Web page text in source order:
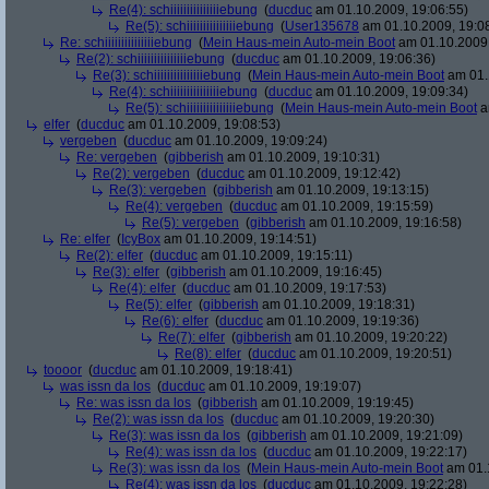
Re(4): schiiiiiiiiiiiiiiiebung (ducduc am 01.10.2009, 19:06:55)
Re(5): schiiiiiiiiiiiiiiiebung (User135678 am 01.10.2009,
Re: schiiiiiiiiiiiiiiiebung (Mein Haus-mein Auto-mein Boot am
Re(2): schiiiiiiiiiiiiiiiebung (ducduc am 01.10.2009, 19:06:36)
Re(3): schiiiiiiiiiiiiiiiebung (Mein Haus-mein Auto-mein Boot am
Re(4): schiiiiiiiiiiiiiiiebung (ducduc am 01.10.2009, 19:09:34)
Re(5): schiiiiiiiiiiiiiiiebung (Mein Haus-mein Auto-mein Boot
elfer (ducduc am 01.10.2009, 19:08:53)
vergeben (ducduc am 01.10.2009, 19:09:24)
Re: vergeben (gibberish am 01.10.2009, 19:10:31)
Re(2): vergeben (ducduc am 01.10.2009, 19:12:42)
Re(3): vergeben (gibberish am 01.10.2009, 19:13:15)
Re(4): vergeben (ducduc am 01.10.2009, 19:15:59)
Re(5): vergeben (gibberish am 01.10.2009, 19:16:58)
Re: elfer ( IcyBox am 01.10.2009, 19:14:51)
Re(2): elfer (ducduc am 01.10.2009, 19:15:11)
Re(3): elfer (gibberish am 01.10.2009, 19:16:45)
Re(4): elfer (ducduc am 01.10.2009, 19:17:53)
Re(5): elfer (gibberish am 01.10.2009, 19:18:31)
Re(6): elfer (ducduc am 01.10.2009, 19:19:36)
Re(7): elfer (gibberish am 01.10.2009, 19:20:22)
Re(8): elfer (ducduc am 01.10.2009, 19:20:51)
toooor (ducduc am 01.10.2009, 19:18:41)
was issn da los (ducduc am 01.10.2009, 19:19:07)
Re: was issn da los (gibberish am 01.10.2009, 19:19:45)
Re(2): was issn da los (ducduc am 01.10.2009, 19:20:30)
Re(3): was issn da los (gibberish am 01.10.2009, 19:21:09)
Re(4): was issn da los (ducduc am 01.10.2009, 19:22:17)
Re(3): was issn da los (Mein Haus-mein Auto-mein Boot am
Re(4): was issn da los (ducduc am 01.10.2009, 19:22:28)